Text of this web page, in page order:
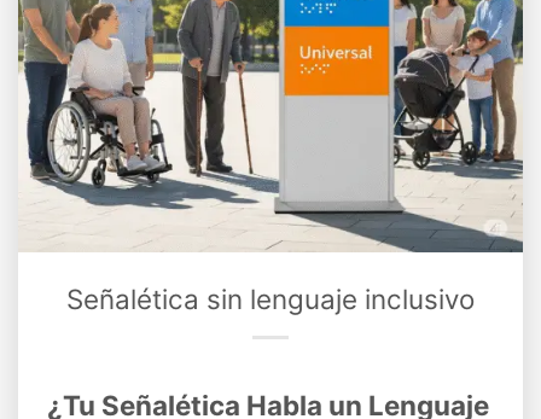
Señalética sin lenguaje inclusivo
¿Tu Señalética Habla un Lenguaje